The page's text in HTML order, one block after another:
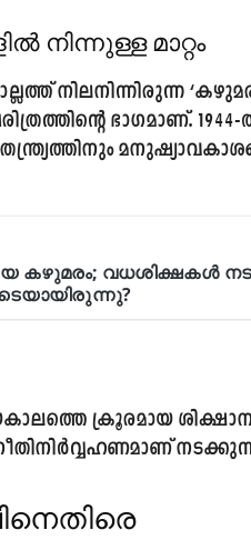
നിന്നുള്ള മാറ്റം
നിലനിന്നിരുന്ന
ഭാഗമാണ്.
ക്രൂരമായ